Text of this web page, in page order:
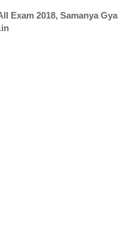
Exam 2018, Samanya